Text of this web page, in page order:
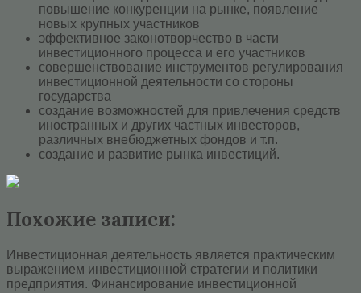
повышение конкуренции на рынке, появление
новых крупных участников
эффективное законотворчество в части
инвестиционного процесса и его участников
совершенствование инструментов регулирования
инвестиционной деятельности со стороны
государства
создание возможностей для привлечения средств
иностранных и других частных инвесторов,
различных внебюджетных фондов и т.п.
создание и развитие рынка инвестиций.
Похожие записи:
Инвестиционная деятельность является практическим
выражением инвестиционной стратегии и политики
предприятия. Финансирование инвестиционной